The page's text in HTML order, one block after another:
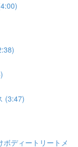
(3:47)
ボディートリートメ